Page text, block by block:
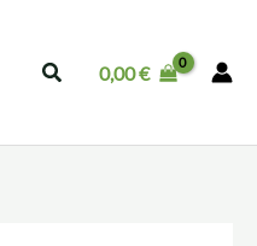
0,00€